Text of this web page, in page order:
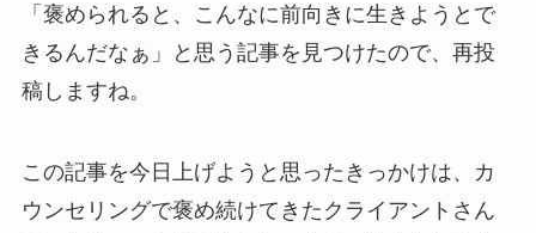
「褒められると、こんなに前向きに生きようとで
きるんだなぁ」と思う記事を見つけたので、再投
稿しますね。
この記事を今日上げようと思ったきっかけは、カ
ウンセリングで褒め続けてきたクライアントさん